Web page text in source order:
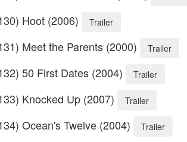
Hoot (2006) Trailer
Meet the Parents (2000) Trailer
50 First Dates (2004) Trailer
Knocked Up (2007) Trailer
Ocean's Twelve (2004) Trailer